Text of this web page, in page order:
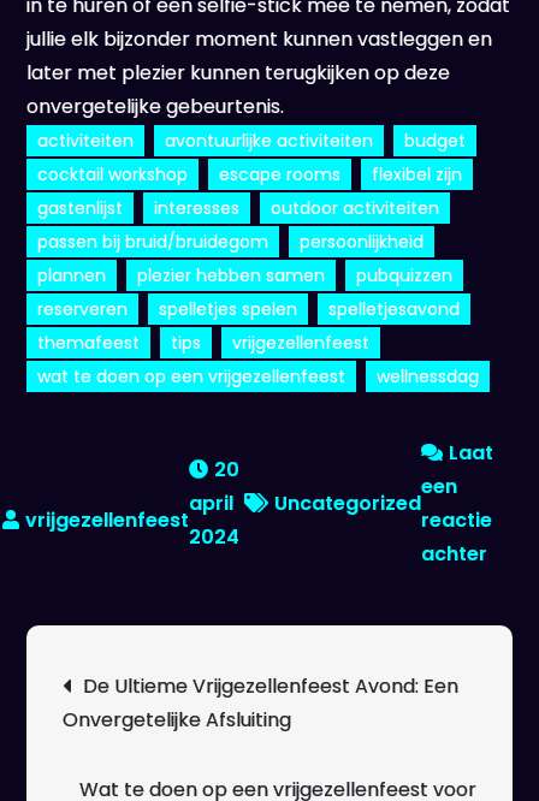
jullie elk bijzonder moment kunnen vastleggen en
later met plezier kunnen terugkijken op deze
onvergetelijke gebeurtenis.
activiteiten avontuurlijke activiteiten
budget
cocktail workshop
escape rooms
flexibel zijn
gastenlijst
interesses
outdoor activiteiten
passen bij bruid/bruidegom
persoonlijkheid
plannen
plezier hebben samen
pubquizzen
reserveren
spelletjes spelen
spelletjesavond
themafeest
tips
vrijgezellenfeest
wat te doen op een vrijgezellenfeest
wellnessdag
20
april
2024
Uncategorized
Laat
een
reactie
achterop
en
De Ultieme Vrijgezellenfeest Avond: Een
Onvergetelijke Afsluiting
Wat te doen op een vrijgezellenfeest voor